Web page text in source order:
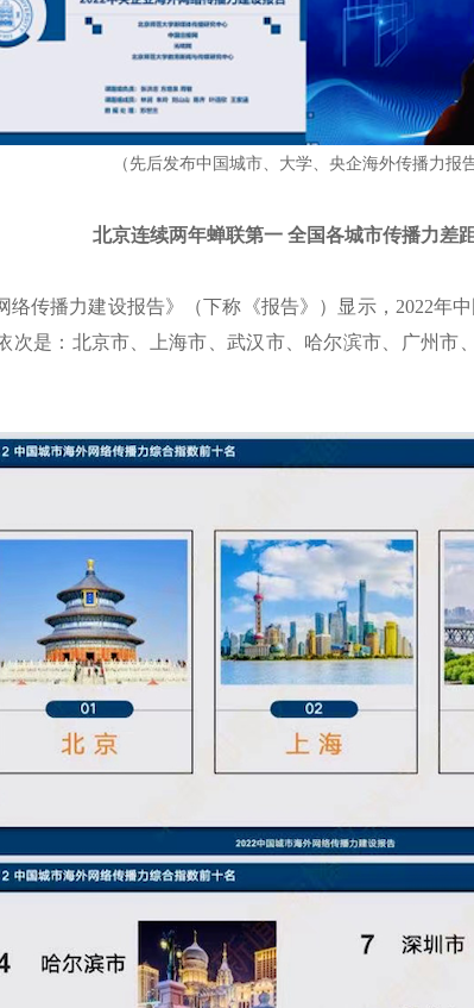
（先后发布中国城市、大学、央企海外传播力报告
北京连续两年蝉联第一 全国各城市传播力差
传播力建设报告》（下称《报告》）显示，2022年中
次是：北京市、上海市、武汉市、哈尔滨市、广州市